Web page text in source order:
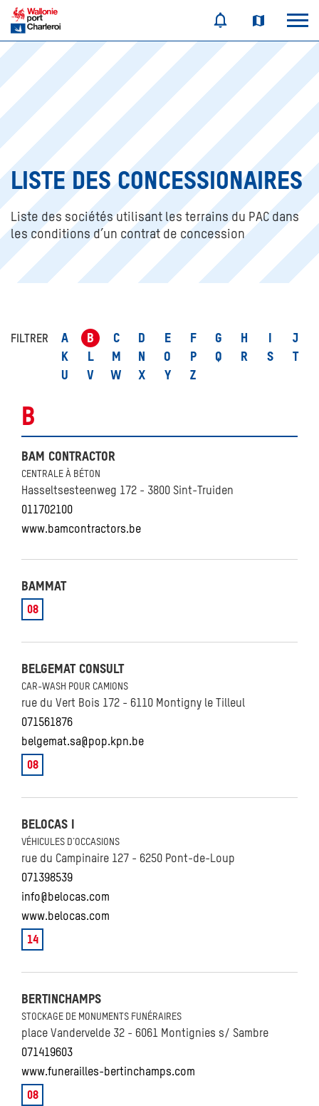
LISTE DES CONCESSIONAIRES
Liste des sociétés utilisant les terrains du PAC dans
les conditions d’un contrat de concession
FILTRER A B C D E F G H
J
K
L M N O P Q R S
T
U
V W X Y Z
B
BAM CONTRACTOR
CENTRALE À BÉTON
Hasseltsesteenweg 172 - 3800 Sint-Truiden
011702100
www.bamcontractors.be
BAMMAT
08
BELGEMAT CONSULT
CAR-WASH POUR CAMIONS
rue du Vert Bois 172 - 6110 Montigny le Tilleul
071561876
belgemat.sa@pop.kpn.be
08
BELOCAS I
VÉHICULES D'OCCASIONS
rue du Campinaire 127 - 6250 Pont-de-Loup
071398539
info@belocas.com
www.belocas.com
14
BERTINCHAMPS
STOCKAGE DE MONUMENTS FUNÉRAIRES
place Vandervelde 32 - 6061 Montignies s/ Sambre
071419603
www.funerailles-bertinchamps.com
08